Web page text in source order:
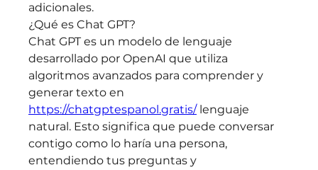
adicionales.
¿Qué es Chat GPT?
Chat GPT es un modelo de lenguaje
desarrollado por OpenAI que utiliza
algoritmos avanzados para comprender y
https://chatgptespanol.gratis/ lenguaje
natural. Esto significa que puede conversar
contigo como lo haría una persona,
entendiendo tus preguntas y